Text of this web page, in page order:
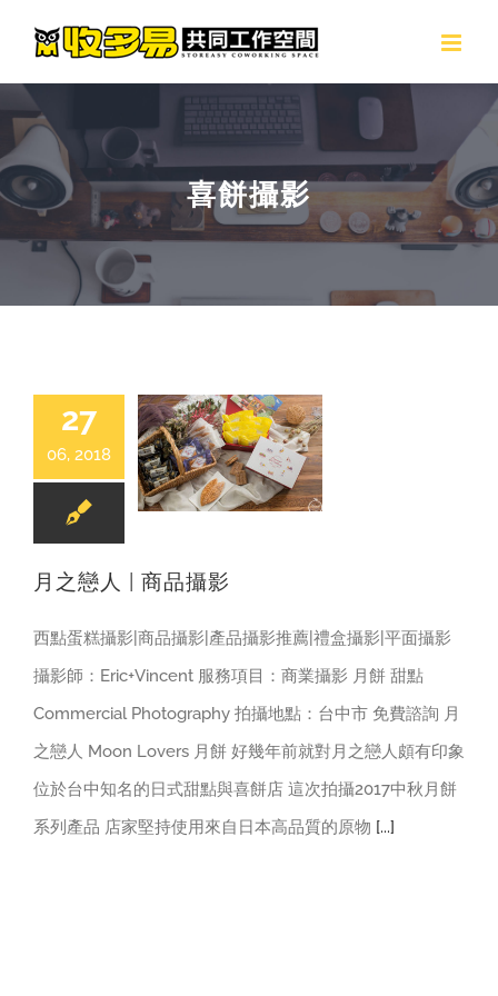
content
喜餅攝影
27
06, 2018
月之戀人 | 商品攝影
西點蛋糕攝影|商品攝影|產品攝影推薦|禮盒攝影|平面攝影
攝影師：Eric+Vincent 服務項目：商業攝影 月餅 甜點
Commercial Photography 拍攝地點：台中市 免費諮詢 月
之戀人 Moon Lovers 月餅 好幾年前就對月之戀人頗有印象
位於台中知名的日式甜點與喜餅店 這次拍攝2017中秋月餅
系列產品 店家堅持使用來自日本高品質的原物 [...]